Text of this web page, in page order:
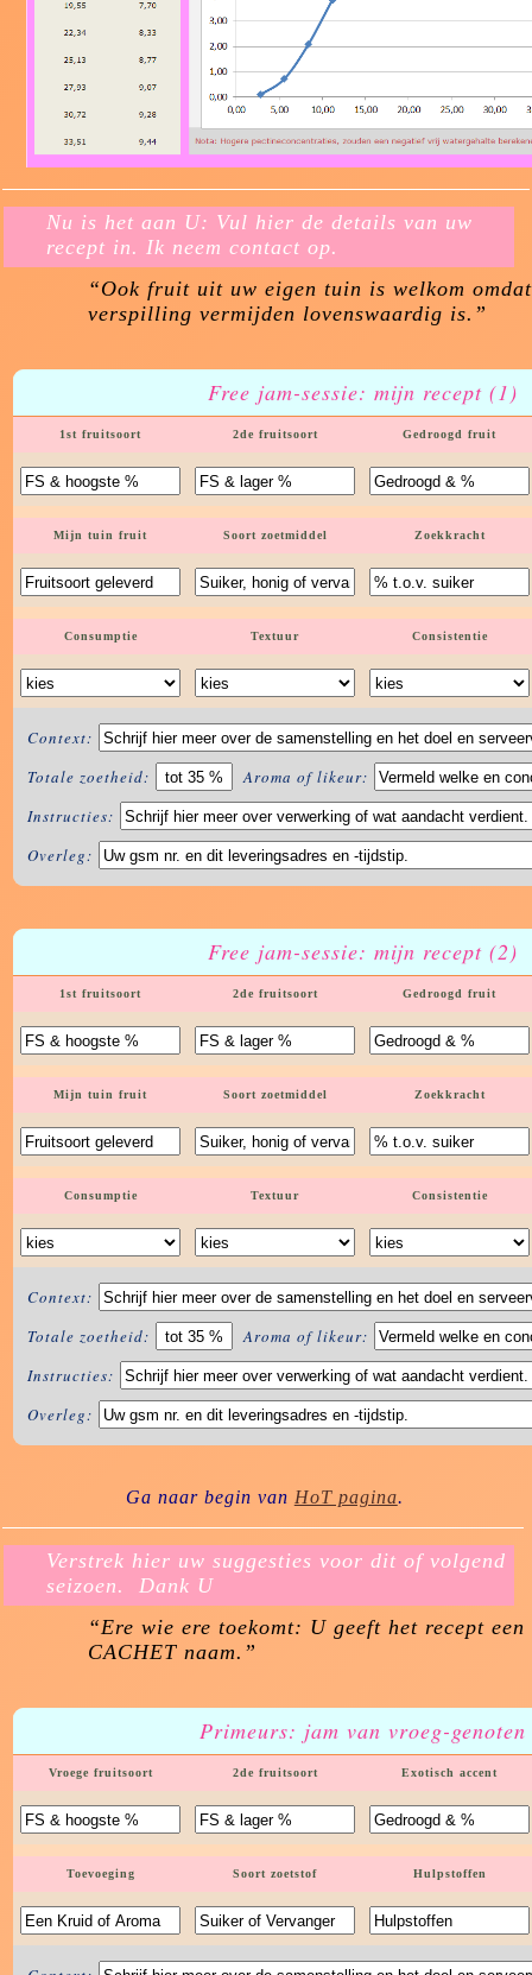
Nu is het aan U: Vul hier de details van uw
recept in. Ik neem contact op.
“Ook fruit uit uw eigen tuin is welkom omdat
verspilling vermijden lovenswaardig is.”
Free jam-sessie: mijn recept (1)
1st fruitsoort 2de fruitsoort Gedroogd fruit
Mijn tuin fruit Soort zoetmiddel Zoekkracht
Consumptie Textuur Consistentie
Context:
Totale zoetheid:
Aroma of likeur:
Instructies:
Overleg:
Free jam-sessie: mijn recept (2)
1st fruitsoort 2de fruitsoort Gedroogd fruit
Mijn tuin fruit Soort zoetmiddel Zoekkracht
Consumptie Textuur Consistentie
Context:
Totale zoetheid:
Aroma of likeur:
Instructies:
Overleg:
Ga naar begin van HoT pagina.
Verstrek hier uw suggesties voor dit of volgend
seizoen. Dank U
“Ere wie ere toekomt: U geeft het recept een
CACHET naam.”
Primeurs: jam van vroeg-genoten
Vroege fruitsoort 2de fruitsoort Exotisch accent
Toevoeging Soort zoetstof Hulpstoffen